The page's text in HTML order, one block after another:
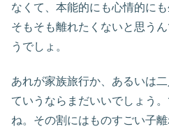
なくて、本能的にも心情的に
そもそも離れたくないと思う
うでしょ。
あれが家族旅行か、あるいは
ていうならまだいいでしょう
ね。その割にはものすごい子離